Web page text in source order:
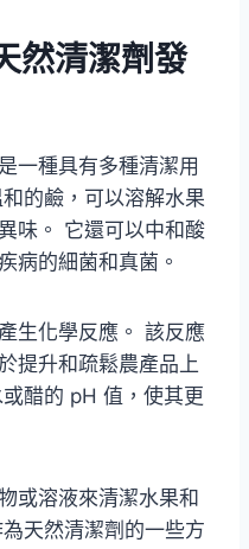
然清潔劑發
一種具有多種清潔用
的鹼，可以溶解水果
味。 它還可以中和酸
病的細菌和真菌。
生化學反應。 該反應
提升和疏鬆農產品上
醋的 pH 值，使其更
或溶液來清潔水果和
天然清潔劑的一些方